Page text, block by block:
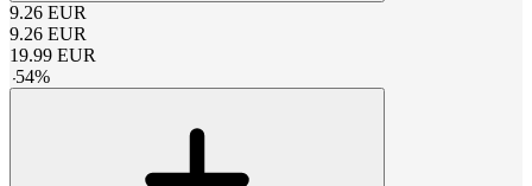
9.26 EUR
9.26 EUR
19.99 EUR
-54%